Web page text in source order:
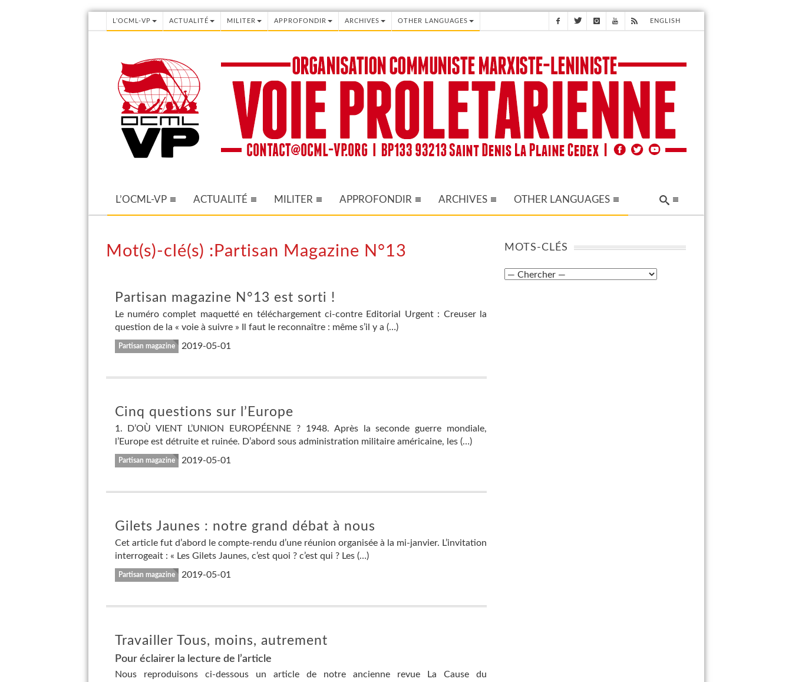
L’OCML-VP ACTUALITÉ MILITER APPROFONDIR ARCHIVES OTHER LANGUAGES ENGLISH
L’OCML-VP ACTUALITÉ MILITER APPROFONDIR ARCHIVES OTHER LANGUAGES
Mot(s)-clé(s) :Partisan Magazine N°13
Partisan magazine N°13 est sorti !
Le numéro complet maquetté en téléchargement ci-contre Editorial Urgent : Creuser la
question de la « voie à suivre » Il faut le reconnaître : même s’il y a (…)
Partisan magazine 2019-05-01
Cinq questions sur l’Europe
1. D’OÙ VIENT L’UNION EUROPÉENNE ? 1948. Après la seconde guerre mondiale,
l’Europe est détruite et ruinée. D’abord sous administration militaire américaine, les (…)
Partisan magazine 2019-05-01
Gilets Jaunes : notre grand débat à nous
Cet article fut d’abord le compte-rendu d’une réunion organisée à la mi-janvier. L’invitation
interrogeait : « Les Gilets Jaunes, c’est quoi ? c’est qui ? Les (…)
Partisan magazine 2019-05-01
Travailler Tous, moins, autrement
Pour éclairer la lecture de l’article
Nous reproduisons ci-dessous un article de notre ancienne revue La Cause du
MOTS-CLÉS